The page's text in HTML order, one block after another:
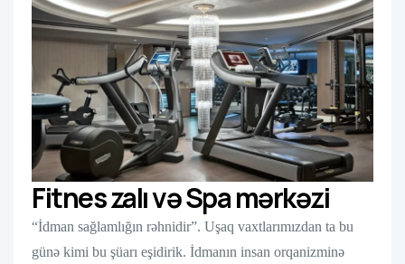
Fitnes zalı və Spa mərkəzi
“İdman sağlamlığın rəhnidir”. Uşaq vaxtlarımızdan ta bu
günə kimi bu şüarı eşidirik. İdmanın insan orqanizminə